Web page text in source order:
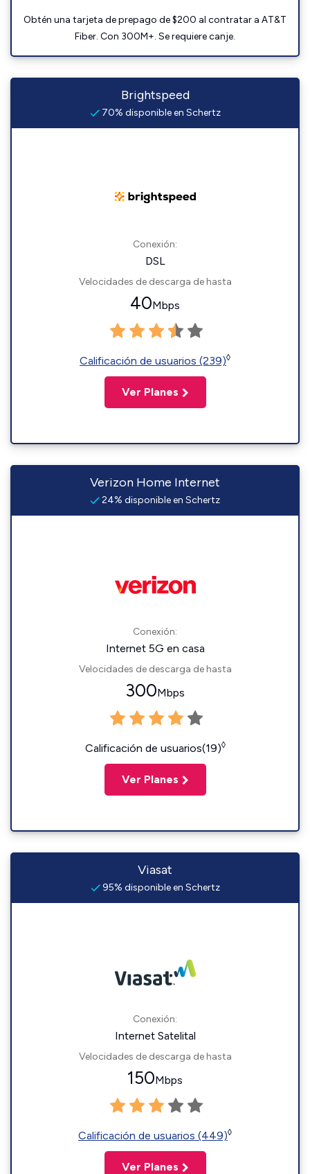
Obtén una tarjeta de prepago de $200 al contratar a AT&T
Fiber. Con 300M+. Se requiere canje.
Brightspeed
70% disponible en Schertz
Conexión:
DSL
Velocidades de descarga de hasta
40Mbps
Calificación de usuarios (239)◊
Ver Planes
Verizon Home Internet
24% disponible en Schertz
Conexión:
Internet 5G en casa
Velocidades de descarga de hasta
300Mbps
Calificación de usuarios(19)◊
Ver Planes
Viasat
95% disponible en Schertz
Conexión:
Internet Satelital
Velocidades de descarga de hasta
150Mbps
Calificación de usuarios (449)◊
Ver Planes